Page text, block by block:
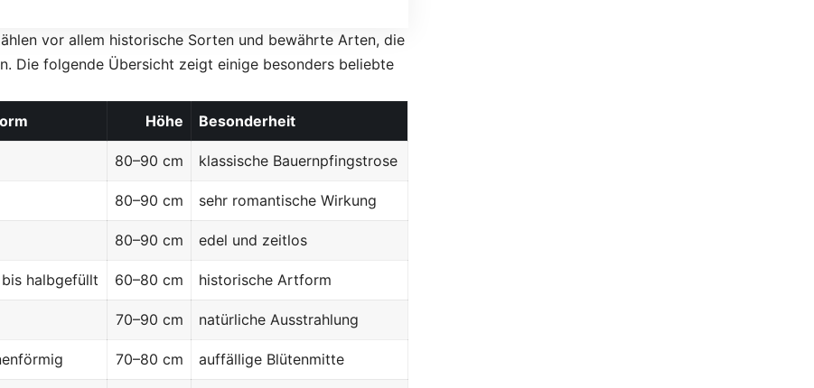
vor allem historische Sorten und bewährte Arten, die
Die folgende Übersicht zeigt einige besonders beliebte
Höhe Besonderheit
80–90 cm klassische Bauernpfingstrose
80–90 cm sehr romantische Wirkung
80–90 cm edel und zeitlos
halbgefüllt 60–80 cm historische Artform
70–90 cm natürliche Ausstrahlung
70–80 cm auffällige Blütenmitte